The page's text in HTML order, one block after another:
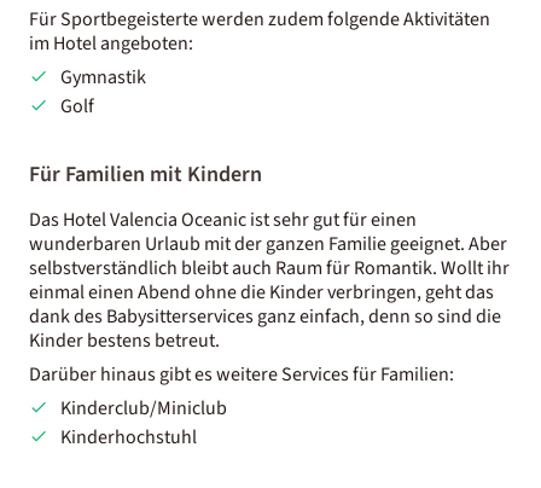
Für Sportbegeisterte werden zudem folgende Aktivitäten
im Hotel angeboten:
Gymnastik
Golf
Für Familien mit Kindern
Das Hotel Valencia Oceanic ist sehr gut für einen
wunderbaren Urlaub mit der ganzen Familie geeignet. Aber
selbstverständlich bleibt auch Raum für Romantik. Wollt ihr
einmal einen Abend ohne die Kinder verbringen, geht das
dank des Babysitterservices ganz einfach, denn so sind die
Kinder bestens betreut.
Darüber hinaus gibt es weitere Services für Familien:
Kinderclub/Miniclub
Kinderhochstuhl